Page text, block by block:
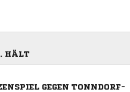
HÄLT
GEGEN TONNDORF-